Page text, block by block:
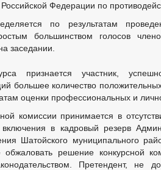
Федерации по
по результатам
большинством голосов
заседании.
признается участник,
большее количество
оценки профессиональных и
комиссии принимается в
в кадровый резерв
Шатойского муниципального
обжаловать решение конкурсной
Претендент, не